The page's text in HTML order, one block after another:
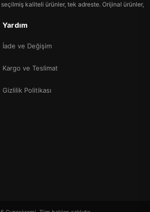
kaliteli ürünler, tek adreste. Orijinal ürünler,
Yardım
İade ve Değişim
Kargo ve Teslimat
Gizlilik Politikası